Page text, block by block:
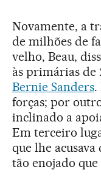
Novamente, a
de milhões de
velho, Beau,
às primárias
Bernie Sanders.
forças; por
inclinado a
Em terceiro
que lhe
tão enojado